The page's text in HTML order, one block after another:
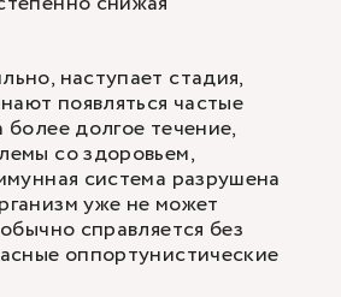
наступает стадия,
появляться частые
долгое течение,
со здоровьем,
система разрушена
уже не может
справляется без
оппортунистические